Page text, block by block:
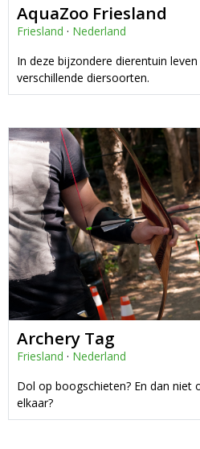
AquaZoo Friesland
Friesland · Nederland
In deze bijzondere dierentuin
verschillende diersoorten.
Archery Tag
Friesland · Nederland
Dol op boogschieten? En dan niet
elkaar?